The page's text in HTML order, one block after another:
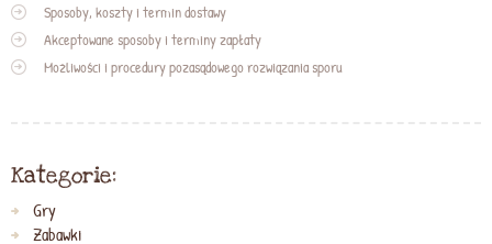
Sposoby, koszty i termin dostawy
Akceptowane sposoby i terminy zapłaty
Możliwości i procedury pozasądowego rozwiązania sporu
Kategorie:
Gry
Zabawki